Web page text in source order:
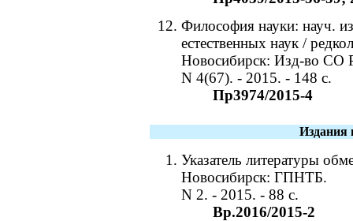
Философия науки: науч.
естественных наук /
Новосибирск: Изд-во СО
N 4(67). - 2015. - 148 с.
Пр3974/2015-4
Издания
Указатель литературы
Новосибирск: ГПНТБ.
N 2. - 2015. - 88 с.
Вр.2016/2015-2